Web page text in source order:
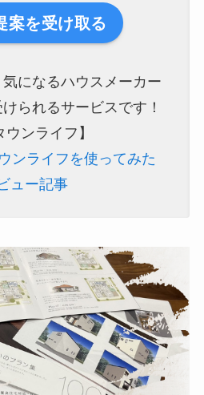
案を受け取る
になるハウスメーカー
られるサービスです！
ウンライフ】
ンライフを使ってみた
ュー記事